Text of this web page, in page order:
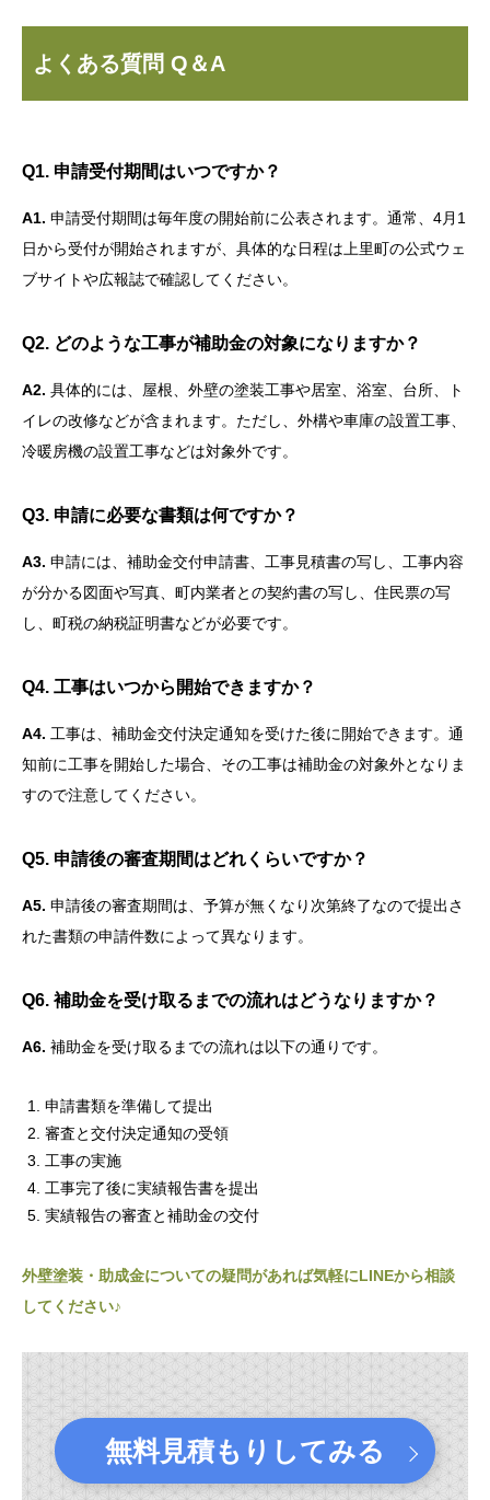
よくある質問 Q＆A
Q1. 申請受付期間はいつですか？
A1. 申請受付期間は毎年度の開始前に公表されます。通常、4月1
日から受付が開始されますが、具体的な日程は上里町の公式ウェ
ブサイトや広報誌で確認してください。
Q2. どのような工事が補助金の対象になりますか？
A2. 具体的には、屋根、外壁の塗装工事や居室、浴室、台所、ト
イレの改修などが含まれます。ただし、外構や車庫の設置工事、
冷暖房機の設置工事などは対象外です。
Q3. 申請に必要な書類は何ですか？
A3. 申請には、補助金交付申請書、工事見積書の写し、工事内容
が分かる図面や写真、町内業者との契約書の写し、住民票の写
し、町税の納税証明書などが必要です。
Q4. 工事はいつから開始できますか？
A4. 工事は、補助金交付決定通知を受けた後に開始できます。通
知前に工事を開始した場合、その工事は補助金の対象外となりま
すので注意してください。
Q5. 申請後の審査期間はどれくらいですか？
A5. 申請後の審査期間は、予算が無くなり次第終了なので提出さ
れた書類の申請件数によって異なります。
Q6. 補助金を受け取るまでの流れはどうなりますか？
A6. 補助金を受け取るまでの流れは以下の通りです。
申請書類を準備して提出
審査と交付決定通知の受領
工事の実施
工事完了後に実績報告書を提出
実績報告の審査と補助金の交付
外壁塗装・助成金についての疑問があれば気軽にLINEから相談
してください♪
無料見積もりしてみる